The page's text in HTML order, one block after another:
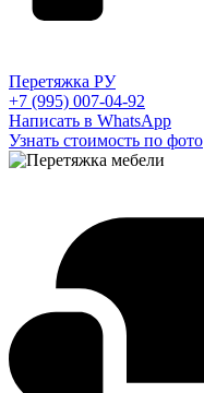
Перетяжка РУ
+7 (995) 007-04-92
Написать в WhatsApp
Узнать стоимость по фото